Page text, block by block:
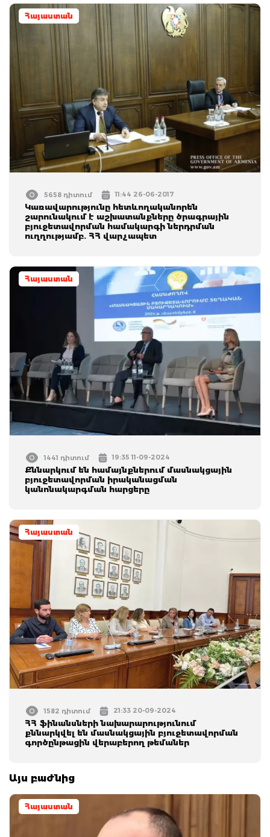
Հայաստան
5658 դիտում 11:44 26-06-2017
Կառավարությունը հետևողականորեն
շարունակում է աշխատանքները ծրագրային
բյուջետավորման համակարգի ներդրման
ուղղությամբ. ՀՀ վարչապետ
Հայաստան
1441 դիտում 19:35 11-09-2024
Քննարկում են համայնքներում մասնակցային
բյուջետավորման իրականացման
կանոնակարգման հարցերը
Հայաստան
1582 դիտում 21:33 20-09-2024
ՀՀ ֆինանսների նախարարությունում
քննարկվել են մասնակցային բյուջետավորման
գործընթացին վերաբերող թեմաներ
Այս բաժնից
Հայաստան